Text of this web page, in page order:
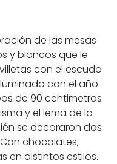
de las mesas
y blancos que le
con el escudo
con el año
de 90 centimetros
y el lema de la
se decoraron dos
chocolates,
en distintos estilos.